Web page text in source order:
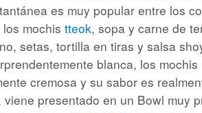
es muy popular entre los
mochis tteok, sopa y carne de
setas, tortilla en tiras y salsa
blanca, los
cremosa y su sabor es
presentado en un Bowl muy